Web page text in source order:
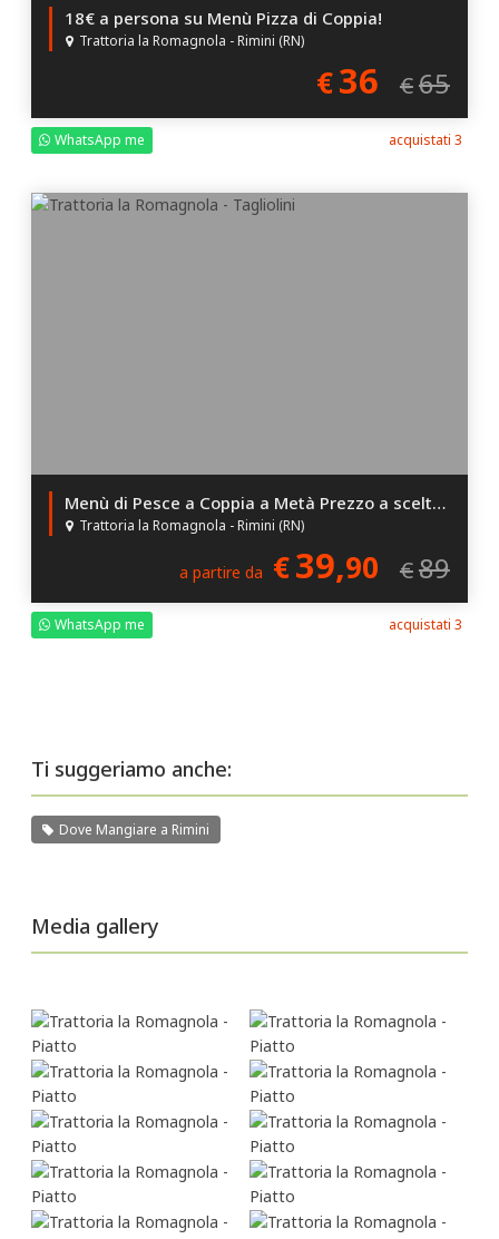
18€ a persona su Menù Pizza di Coppia!
Trattoria la Romagnola - Rimini (RN)
€36 €65
WhatsApp me acquistati 3
Menù di Pesce a Coppia a Metà Prezzo a scelta alla Trattoria la Romagnola di Rimini: scegli tra Menù con Antipasto e Piatto a scelta oppure Menù Completo!
Trattoria la Romagnola - Rimini (RN)
a partire da €39,90 €89
WhatsApp me acquistati 3
Ti suggeriamo anche:
Dove Mangiare a Rimini
Media gallery